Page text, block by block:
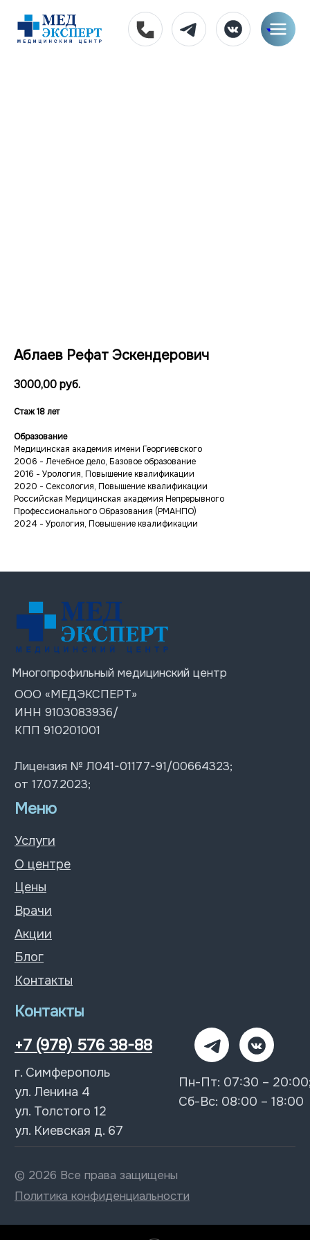
Аблаев Рефат Эскендерович
3000,00руб.
Стаж 18 лет
Образование
Медицинская академия имени Георгиевского
2006 - Лечебное дело, Базовое образование
2016 - Урология, Повышение квалификации
2020 - Сексология, Повышение квалификации
Российская Медицинская академия Непрерывного
Профессионального Образования (РМАНПО)
2024 - Урология, Повышение квалификации
Многопрофильный медицинский центр
ООО «МЕДЭКСПЕРТ»
ИНН 9103083936/
КПП 910201001
© 2026 Все права защищены
г. Симферополь
ул. Ленина 4
ул. Киевская д. 67
Пн-Пт: 07:30 – 20:00;
Услуги
О центре
Акции
Контакты
Врачи